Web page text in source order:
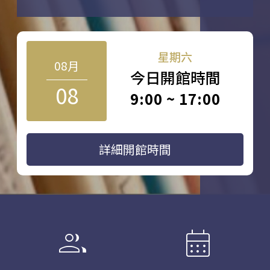
08月
08
星期六
今日開館時間
9:00 ~ 17:00
詳細開館時間
group calendar_month